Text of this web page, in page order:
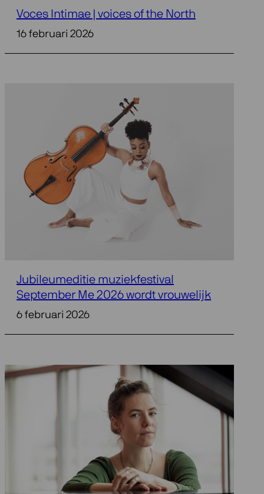
Voces Intimae | voices of the North
16 februari 2026
Jubileumeditie muziekfestival
September Me 2026 wordt vrouwelijk
6 februari 2026